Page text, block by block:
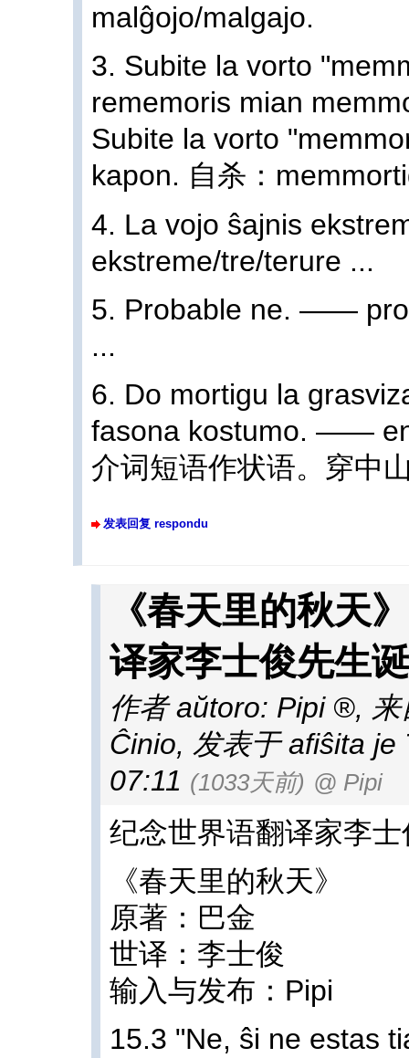
malĝojo/malgajo.
3. Subite la vorto
rememoris mian
Subite la vorto
kapon. 自杀：
4. La vojo ŝajnis
ekstreme/tre/terure ...
5. Probable ne. ——
...
6. Do mortigu la
fasona kostumo. ——
介词短语作状语。穿中
发表回复 respondu
《春天里的秋天
译家李士俊先生
作者 aŭtoro: Pipi ,
Ĉinio, 发表于 afiŝita je
07:11 (1033天前) @ Pipi
纪念世界语翻译家李
《春天里的秋天》
原著：巴金
世译：李士俊
输入与发布：Pipi
15.3 "Ne, ŝi ne estas